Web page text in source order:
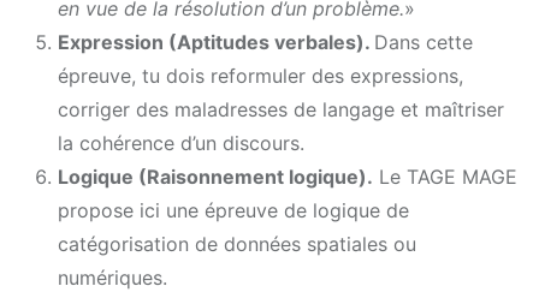
en vue de la résolution d’un problème.»
Expression (Aptitudes verbales). Dans cette
épreuve, tu dois reformuler des expressions,
corriger des maladresses de langage et maîtriser
la cohérence d’un discours.
Logique (Raisonnement logique). Le TAGE MAGE
propose ici une épreuve de logique de
catégorisation de données spatiales ou
numériques.